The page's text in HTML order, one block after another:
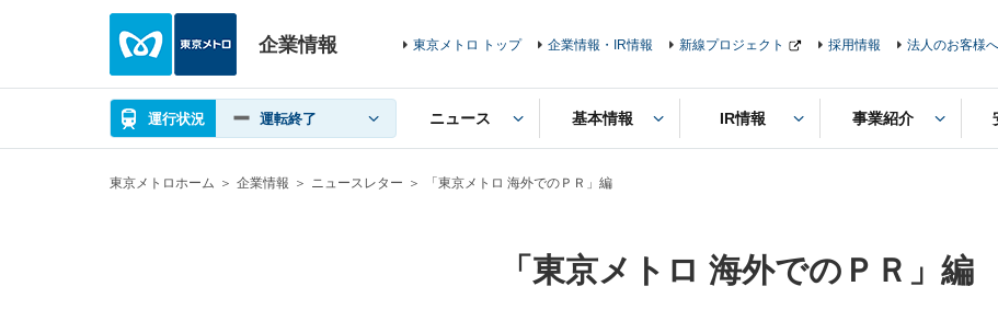
企業情報
運行状況 運転終了 ニュース 基本情報 IR情報 事業紹介
東京メトロ トップ 企業情報・IR情報 新線プロジェクト 採用情報 法人のお客様へ
東京メトロホーム 企業情報 ニュースレター 「東京メトロ 海外でのＰＲ」編
「東京メトロ 海外でのＰＲ」編